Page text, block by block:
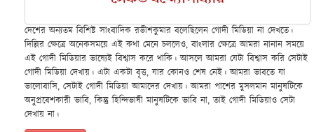
দেশের অন্যতম বিশিষ্ট সাংবাদিক রভীশকুমার বলেছিলেন গোদী মিডিয়া না দেখতে।
দিল্লির ক্ষেত্রে অনেকসময়ে এই কথা মেনে চললেও, বাংলার ক্ষেত্রে আমরা নানান সময়ে
এই গোদী মিডিয়ার ভাষ্যেই বিশ্বাস করে থাকি। আসলে আমরা যেটা বিশ্বাস করি সেটাই
গোদী মিডিয়া দেখায়। এটা একটা বৃত্ত, যার কোনও শেষ নেই। আমরা ভাবতে যা
ভালোবাসি, সেটাই গোদী মিডিয়া আমাদের দেখায়। আমরা পাশের মুসলমান মানুষটিকে
অনুপ্রবেশকারী ভাবি, কিন্তু হিন্দিভাষী মানুষটিকে ভাবি না, তাই গোদী মিডিয়াও সেটা
দেখায় না।